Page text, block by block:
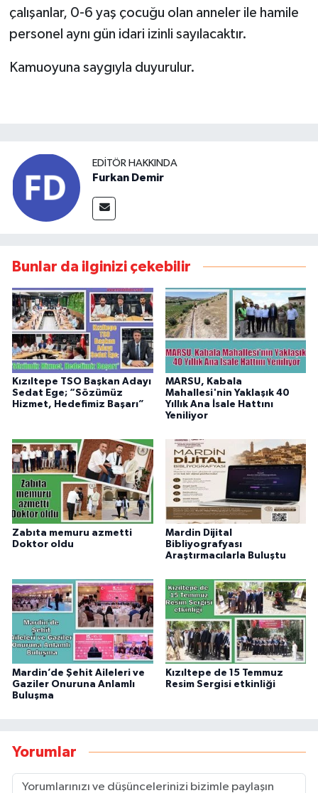
çalışanlar, 0-6 yaş çocuğu olan anneler ile hamile
personel aynı gün idari izinli sayılacaktır.
Kamuoyuna saygıyla duyurulur.
EDITÖR HAKKINDA
Furkan Demir
Bunlar da ilginizi çekebilir
Kızıltepe TSO Başkan Adayı
Sedat Ege; “Sözümüz
Hizmet, Hedefimiz Başarı”
MARSU, Kabala
Mahallesi'nin Yaklaşık 40
Yıllık Ana İsale Hattını
Yeniliyor
Zabıta memuru azmetti
Doktor oldu
Mardin Dijital
Bibliyografyası
Araştırmacılarla Buluştu
Mardin’de Şehit Aileleri ve
Gaziler Onuruna Anlamlı
Buluşma
Kızıltepe de 15 Temmuz
Resim Sergisi etkinliği
Yorumlar